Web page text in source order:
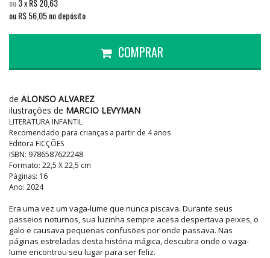
ou3xR$20,63
ou R$56,05no depósito
COMPRAR
de ALONSO ALVAREZ
ilustrações de MARCIO LEVYMAN
LITERATURA INFANTIL
Recomendado para crianças a partir de 4 anos
Editora FICÇÕES
ISBN: 9786587622248
Formato: 22,5 X 22,5 cm
Páginas: 16
Ano: 2024
Era uma vez um vaga-lume que nunca piscava. Durante seus
passeios noturnos, sua luzinha sempre acesa despertava peixes, o
galo e causava pequenas confusões por onde passava. Nas
páginas estreladas desta história mágica, descubra onde o vaga-
lume encontrou seu lugar para ser feliz.